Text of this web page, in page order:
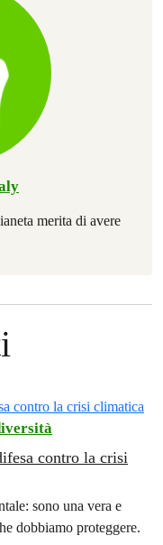
merita di avere
contro la crisi
sono una vera e
dobbiamo proteggere.